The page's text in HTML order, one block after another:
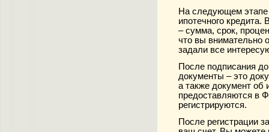
На следующем этапе
ипотечного кредита.
– сумма, срок,
что вы внимательно
задали все
После подписания
документы – это
а также документ об
предоставляются в
регистрируются.
После регистрации